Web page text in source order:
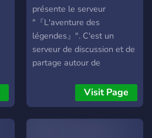
présente le serveur
"『L'aventure des
légendes』". C'est un
serveur de discussion et de
partage autour de
parler des jeux vidéos, des
cartes à collectionner, d'art
et bien plus encore ! Ce
Visit Page